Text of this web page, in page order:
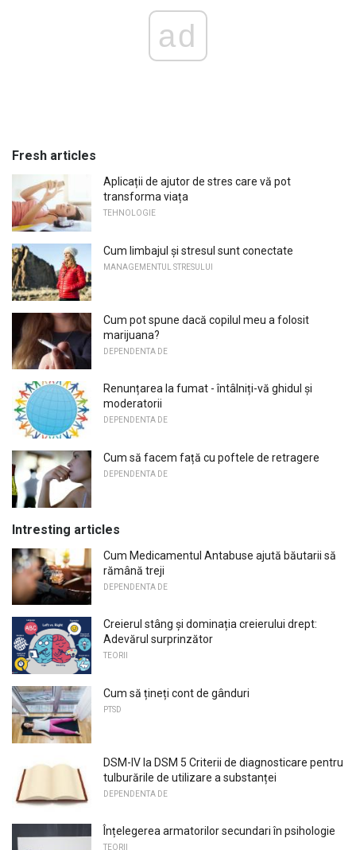
ad
Fresh articles
Aplicații de ajutor de stres care vă pot
transforma viața
TEHNOLOGIE
Cum limbajul și stresul sunt conectate
MANAGEMENTUL STRESULUI
Cum pot spune dacă copilul meu a folosit
marijuana?
DEPENDENTA DE
Renunțarea la fumat - întâlniți-vă ghidul și
moderatorii
DEPENDENTA DE
Cum să facem față cu poftele de retragere
DEPENDENTA DE
Intresting articles
Cum Medicamentul Antabuse ajută băutarii să
rămână treji
DEPENDENTA DE
Creierul stâng și dominația creierului drept:
Adevărul surprinzător
TEORII
Cum să țineți cont de gânduri
PTSD
DSM-IV la DSM 5 Criterii de diagnosticare pentru
tulburările de utilizare a substanței
DEPENDENTA DE
Înțelegerea armatorilor secundari în psihologie
TEORII